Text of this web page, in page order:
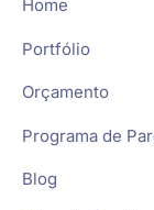
Home
Portfólio
Orçamento
Programa de
Blog